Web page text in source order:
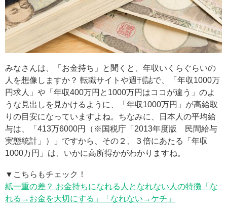
みなさんは、「お金持ち」と聞くと、年収いくらぐらいの
人を想像しますか？ 転職サイトや週刊誌で、「年収1000万
円求人」や「年収400万円と1000万円はココが違う」のよ
うな見出しを見かけるように、「年収1000万円」が高給取
りの目安になっていますよね。ちなみに、日本人の平均給
与は、「413万6000円（※国税庁「2013年度版 民間給与
実態統計」）」ですから、その２、３倍にあたる「年収
1000万円」は、いかに高所得かがわかりますね。
▼こちらもチェック！
紙一重の差？ お金持ちになれる人となれない人の特徴「な
れる→お金を大切にする」「なれない→ケチ」